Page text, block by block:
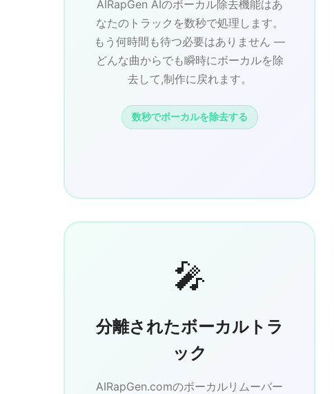
AIRapGen AIのボーカル除去機能はあ
なたのトラックを数秒で処理します。
もう何時間も待つ必要はありません —
どんな曲からでも瞬時にボーカルを除
去して,制作に戻れます。
数秒でボーカルを除去する
🎤
分離されたボーカルトラ
ック
AIRapGen.comのボーカルリムーバー